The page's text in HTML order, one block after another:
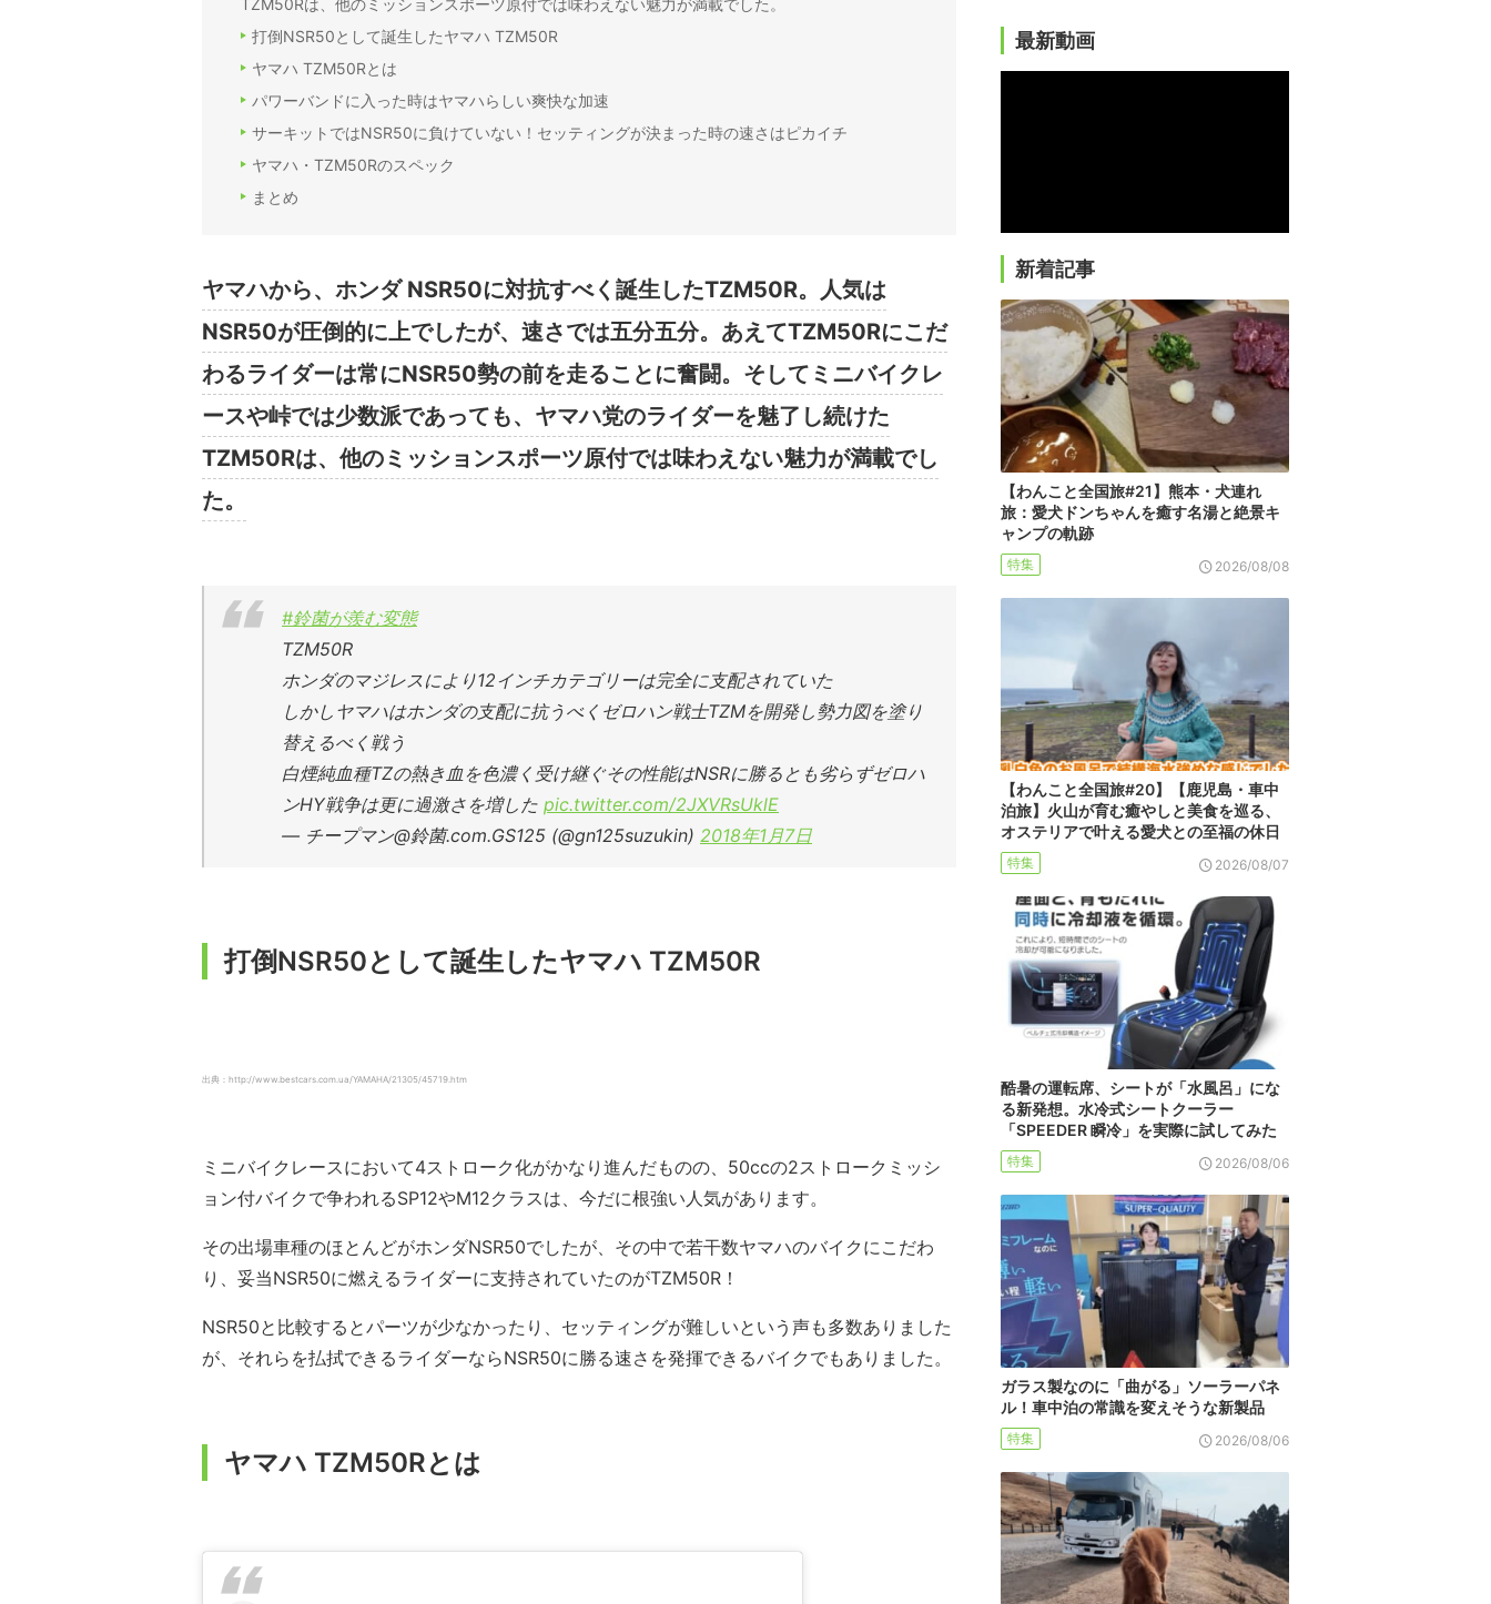
TZM50Rは、他のミッションスポーツ原付では味わえない魅力が満載でした。
打倒NSR50として誕生したヤマハ TZM50R
ヤマハ TZM50Rとは
パワーバンドに入った時はヤマハらしい爽快な加速
サーキットではNSR50に負けていない！セッティングが決まった時の速さはピカイチ
ヤマハ・TZM50Rのスペック
まとめ
ヤマハから、ホンダ NSR50に対抗すべく誕生したTZM50R。人気は
NSR50が圧倒的に上でしたが、速さでは五分五分。あえてTZM50Rにこだ
わるライダーは常にNSR50勢の前を走ることに奮闘。そしてミニバイクレ
ースや峠では少数派であっても、ヤマハ党のライダーを魅了し続けた
TZM50Rは、他のミッションスポーツ原付では味わえない魅力が満載でし
た。
#鈴菌が羨む変態
TZM50R
ホンダのマジレスにより12インチカテゴリーは完全に支配されていた
しかしヤマハはホンダの支配に抗うべくゼロハン戦士TZMを開発し勢力図を塗り
替えるべく戦う
白煙純血種TZの熱き血を色濃く受け継ぐその性能はNSRに勝るとも劣らずゼロハ
ンHY戦争は更に過激さを増した pic.twitter.com/2JXVRsUklE
— チープマン@鈴菌.com.GS125 (@gn125suzukin) 2018年1月7日
打倒NSR50として誕生したヤマハ TZM50R
出典：http://www.bestcars.com.ua/YAMAHA/21305/45719.htm
ミニバイクレースにおいて4ストローク化がかなり進んだものの、50ccの2ストロークミッシ
ョン付バイクで争われるSP12やM12クラスは、今だに根強い人気があります。
その出場車種のほとんどがホンダNSR50でしたが、その中で若干数ヤマハのバイクにこだわ
り、妥当NSR50に燃えるライダーに支持されていたのがTZM50R！
NSR50と比較するとパーツが少なかったり、セッティングが難しいという声も多数ありました
が、それらを払拭できるライダーならNSR50に勝る速さを発揮できるバイクでもありました。
ヤマハ TZM50Rとは
最新動画
新着記事
【わんこと全国旅#21】熊本・犬連れ
旅：愛犬ドンちゃんを癒す名湯と絶景キ
ャンプの軌跡
特集 2026/08/08
【わんこと全国旅#20】【鹿児島・車中
泊旅】火山が育む癒やしと美食を巡る、
オステリアで叶える愛犬との至福の休日
特集 2026/08/07
酷暑の運転席、シートが「水風呂」にな
る新発想。水冷式シートクーラー
「SPEEDER 瞬冷」を実際に試してみた
特集 2026/08/06
ガラス製なのに「曲がる」ソーラーパネ
ル！車中泊の常識を変えそうな新製品
特集 2026/08/06